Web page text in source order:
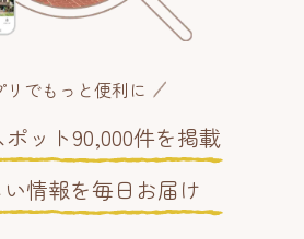
リでもっと便利に
ット90,000件を掲載
情報を毎日お届け